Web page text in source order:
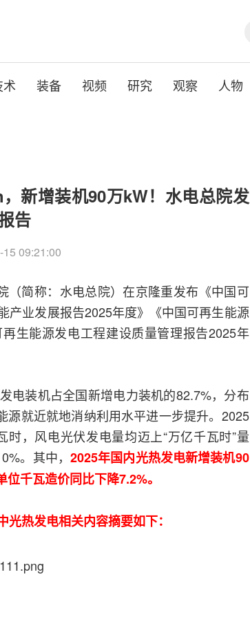
装备 视频 研究 观察 人物
新增装机90万kW！水电总院发
告
15 09:21:00
（简称：水电总院）在京隆重发布《中国可
产业发展报告2025年度》《中国可再生能源
生能源发电工程建设质量管理报告2025年
电装机占全国新增电力装机的82.7%，分布
源就近就地消纳利用水平进一步提升。2025
，风电光伏发电量均迈上“万亿千瓦时”量
。其中， 2025年国内光热发电新增装机90
千瓦造价同比下降7.2%。
光热发电相关内容摘要如下：